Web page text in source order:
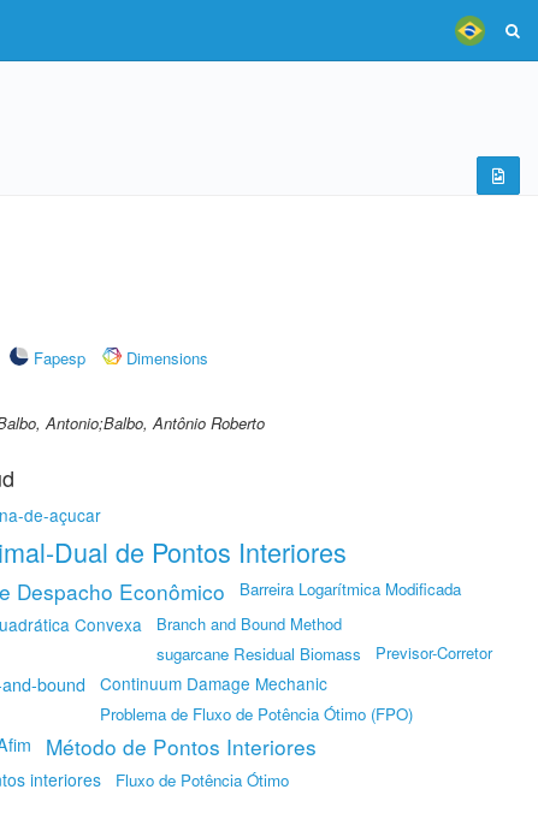
Fapesp
Dimensions
Antonio;Balbo, Antônio Roberto
de-açucar
Dual de Pontos Interiores
Despacho Econômico Barreira Logarítmica Modificada
Convexa
Branch and Bound Method
sugarcane Residual Biomass
Previsor-Corretor
bound Continuum Damage Mechanic
Problema de Fluxo de Potência Ótimo (FPO)
Método de Pontos Interiores
interiores Fluxo de Potência Ótimo